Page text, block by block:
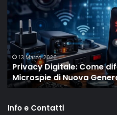
Come
difendersi
Spyware
e
Microspie
Nuova
Generazione
13 Marzo 2026
Privacy Digitale: Come
Microspie di Nuova
Info e Contatti